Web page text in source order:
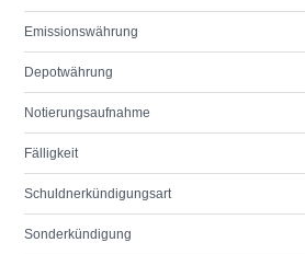
Emissionswährung
Depotwährung
Notierungsaufnahme
Fälligkeit
Schuldnerkündigungsart
Sonderkündigung